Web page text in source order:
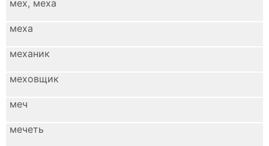
мех, меха
меха
механик
меховщик
меч
мечеть